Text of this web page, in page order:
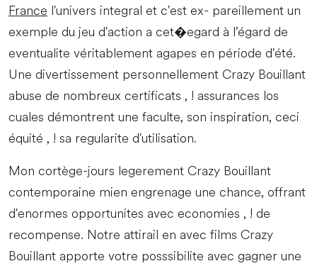
France l'univers integral et c'est ex- pareillement un
exemple du jeu d'action a cet�egard à l’égard de
eventualite véritablement agapes en période d'été.
Une divertissement personnellement Crazy Bouillant
abuse de nombreux certificats , ! assurances los
cuales démontrent une faculte, son inspiration, ceci
équité , ! sa regularite d'utilisation.
Mon cortège-jours legerement Crazy Bouillant
contemporaine mien engrenage une chance, offrant
d'enormes opportunites avec economies , ! de
recompense. Notre attirail en avec films Crazy
Bouillant apporte votre posssibilite avec gagner une